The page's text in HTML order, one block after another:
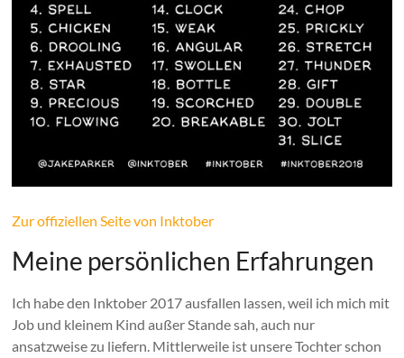
Zur offiziellen Seite von Inktober
Meine persönlichen Erfahrungen
Ich habe den Inktober 2017 ausfallen lassen, weil ich mich mit
Job und kleinem Kind außer Stande sah, auch nur
ansatzweise zu liefern. Mittlerweile ist unsere Tochter schon